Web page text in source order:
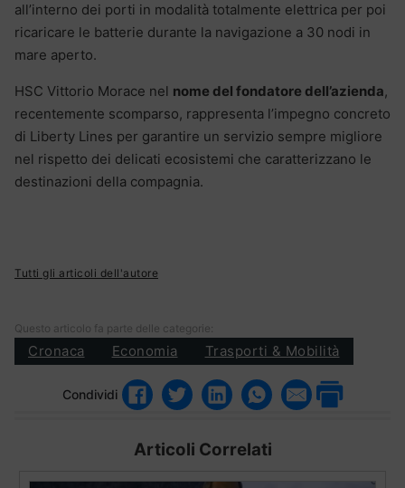
all’interno dei porti in modalità totalmente elettrica per poi
ricaricare le batterie durante la navigazione a 30 nodi in
mare aperto.
HSC Vittorio Morace nel nome del fondatore dell’azienda,
recentemente scomparso, rappresenta l’impegno concreto
di Liberty Lines per garantire un servizio sempre migliore
nel rispetto dei delicati ecosistemi che caratterizzano le
destinazioni della compagnia.
Tutti gli articoli dell'autore
Questo articolo fa parte delle categorie:
Cronaca Economia Trasporti & Mobilità
Condividi
Articoli Correlati